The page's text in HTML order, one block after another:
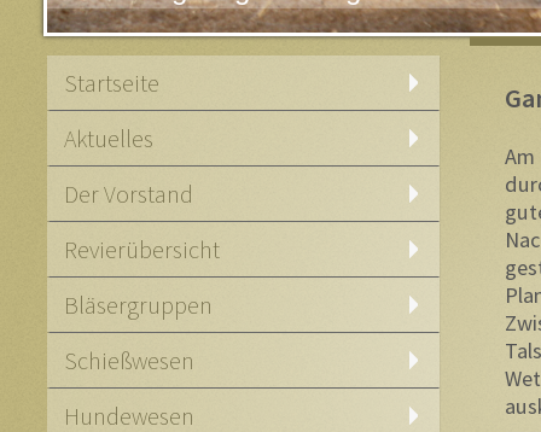
Startseite
Aktuelles
Der Vorstand
Revierübersicht
Bläsergruppen
Schießwesen
Hundewesen
Am